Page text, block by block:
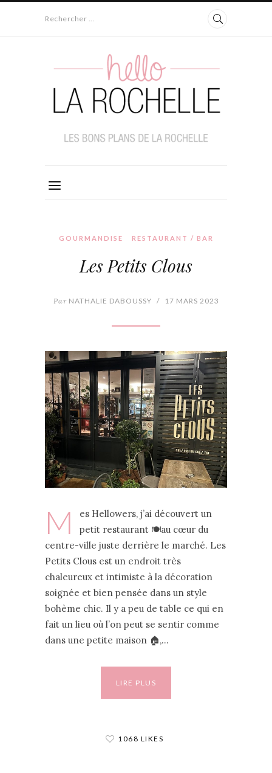
Rechercher ...
GOURMANDISE RESTAURANT / BAR
Les Petits Clous
ParNATHALIE DABOUSSY / 17 MARS 2023
M
es Hellowers, j’ai découvert un
petit restaurant 🍽au cœur du
centre-ville juste derrière le marché. Les
Petits Clous est un endroit très
chaleureux et intimiste à la décoration
soignée et bien pensée dans un style
bohème chic. Il y a peu de table ce qui en
fait un lieu où l’on peut se sentir comme
dans une petite maison 🏠,…
LIRE PLUS
1068 LIKES